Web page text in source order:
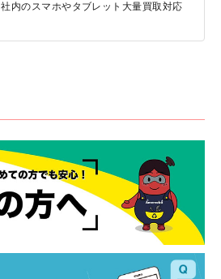
社内のスマホやタブレット大量買取対応